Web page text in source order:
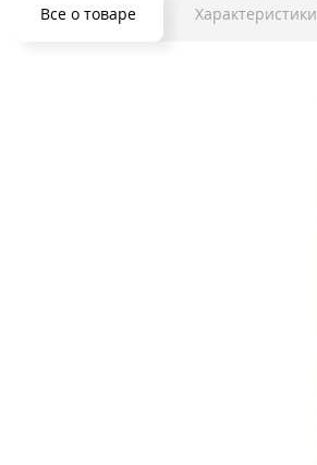
Все о товаре Характеристики